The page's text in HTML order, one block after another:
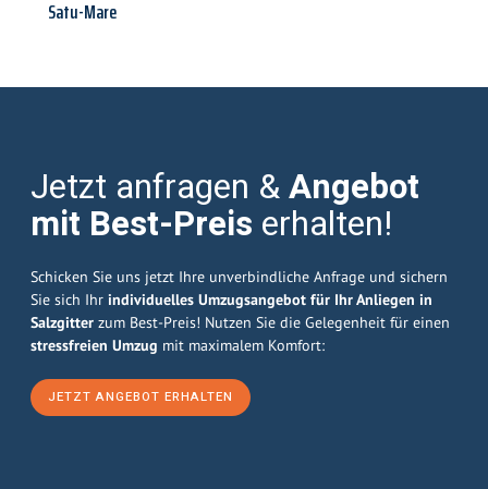
Satu-Mare
Jetzt anfragen &Angebot
mit Best-Preis erhalten!
Schicken Sie uns jetzt Ihre unverbindliche Anfrage und sichern
Sie sich Ihr individuelles Umzugsangebot für Ihr Anliegen in
Salzgitter zum Best-Preis! Nutzen Sie die Gelegenheit für einen
stressfreien Umzug mit maximalem Komfort:
JETZT ANGEBOT ERHALTEN